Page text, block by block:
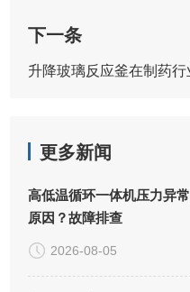
下一条
升降玻璃反应釜在制药行
更多新闻
高低温循环一体机压力异
原因？故障排查
2026-08-05